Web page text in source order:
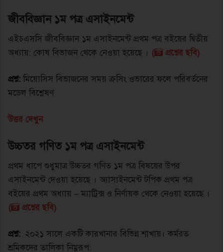
জীববিজ্ঞান ১ম পত্র এসাইনমেন্ট
এইচএসসি জীববিজ্ঞান ১ম এসাইনমেন্ট প্রথম পত্র বইয়ের দ্বিতীয়
অধ্যায়: কোষ বিভাজন থেকে নেওয়া হয়েছে । ( প্রশ্নের ছবি)
প্রশ্ন: মিয়ােসিস বিভাজনের সময় ক্রসিং ওভারের ফলে পরিবর্তনের
মডেল বিশ্লেষণ
উত্তর দেখুন
উচ্চতর গণিত ১ম পত্র এসাইনমেন্ট
প্রথম ধাপে শুধুমাত্র উচ্চতর গণিত ১ম পত্র বিষয়ের উপর
এসাইনমেন্ট দেওয়া হয়েছে । অ্যাসাইনমেন্ট টপিক প্রথম পত্র
বইয়ের প্রথম অধ্যায় – ম্যাট্রিক্স ও নির্ণায়ক থেকে নেওয়া হয়েছে ।
(
প্রশ্নের ছবি)
প্রশ্ন: ২০২১ সালে একটি কারখানার বিভিন্ন শাখায়। কর্মরত
শ্রমিকদের তালিকা নিম্নরূপ: